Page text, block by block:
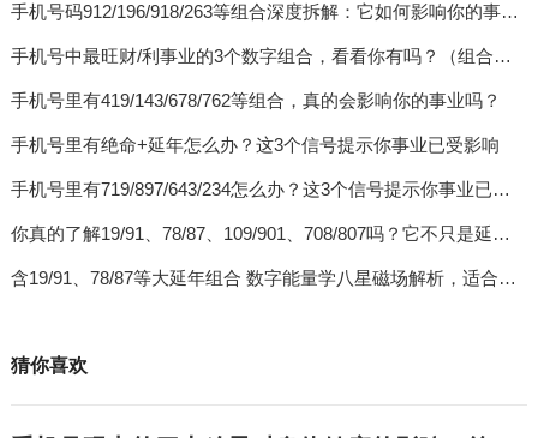
手机号码912/196/918/263等组合深度拆解：它如何影响你的事业与婚姻？
手机号中最旺财/利事业的3个数字组合，看看你有吗？（组合磁场详解）
手机号里有419/143/678/762等组合，真的会影响你的事业吗？
手机号里有绝命+延年怎么办？这3个信号提示你事业已受影响
手机号里有719/897/643/234怎么办？这3个信号提示你事业已受影响
你真的了解19/91、78/87、109/901、708/807吗？它不只是延年磁场，更关乎你的婚姻
含19/91、78/87等大延年组合 数字能量学八星磁场解析，适合已婚女性/女强人使用吗？（新增）
猜你喜欢